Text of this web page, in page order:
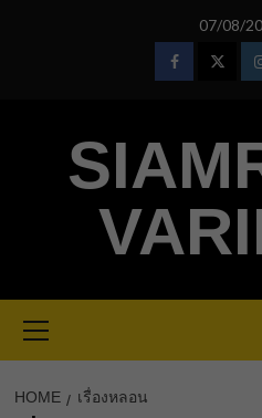
07/08/
Facebook
Menu
HOME เรื่องหลอน